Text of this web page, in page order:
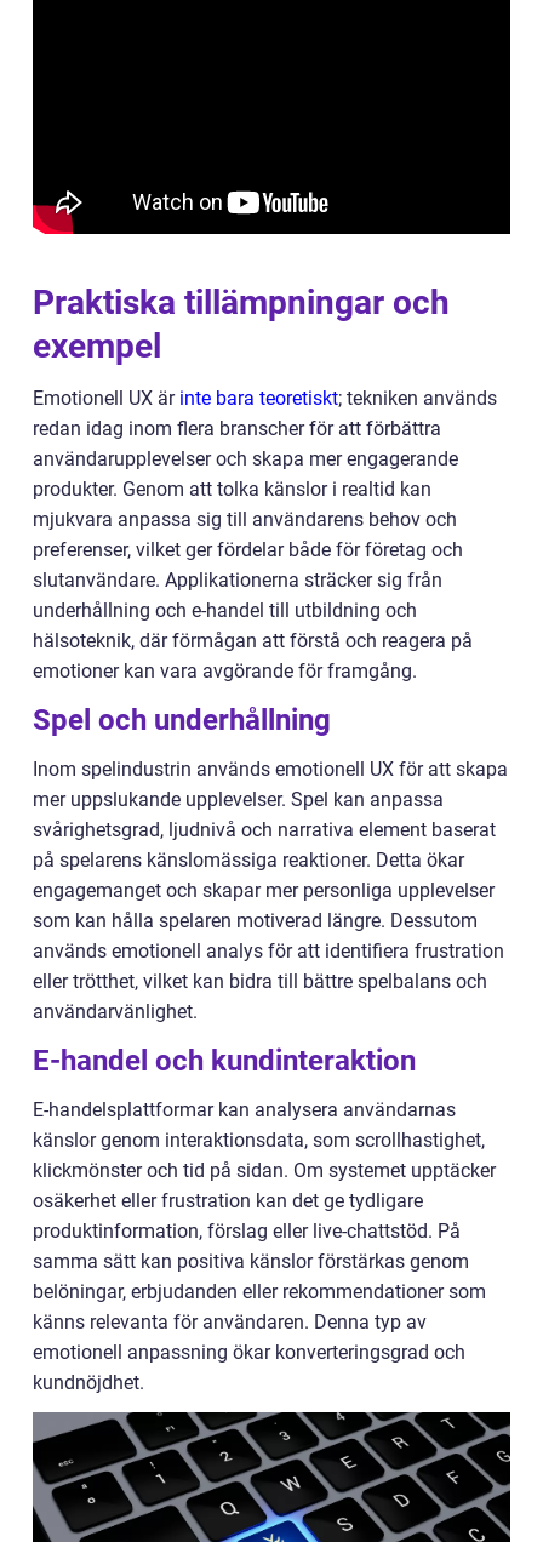
Praktiska tillämpningar och
exempel
Emotionell UX är inte bara teoretiskt; tekniken används
redan idag inom flera branscher för att förbättra
användarupplevelser och skapa mer engagerande
produkter. Genom att tolka känslor i realtid kan
mjukvara anpassa sig till användarens behov och
preferenser, vilket ger fördelar både för företag och
slutanvändare. Applikationerna sträcker sig från
underhållning och e-handel till utbildning och
hälsoteknik, där förmågan att förstå och reagera på
emotioner kan vara avgörande för framgång.
Spel och underhållning
Inom spelindustrin används emotionell UX för att skapa
mer uppslukande upplevelser. Spel kan anpassa
svårighetsgrad, ljudnivå och narrativa element baserat
på spelarens känslomässiga reaktioner. Detta ökar
engagemanget och skapar mer personliga upplevelser
som kan hålla spelaren motiverad längre. Dessutom
används emotionell analys för att identifiera frustration
eller trötthet, vilket kan bidra till bättre spelbalans och
användarvänlighet.
E-handel och kundinteraktion
E-handelsplattformar kan analysera användarnas
känslor genom interaktionsdata, som scrollhastighet,
klickmönster och tid på sidan. Om systemet upptäcker
osäkerhet eller frustration kan det ge tydligare
produktinformation, förslag eller live-chattstöd. På
samma sätt kan positiva känslor förstärkas genom
belöningar, erbjudanden eller rekommendationer som
känns relevanta för användaren. Denna typ av
emotionell anpassning ökar konverteringsgrad och
kundnöjdhet.